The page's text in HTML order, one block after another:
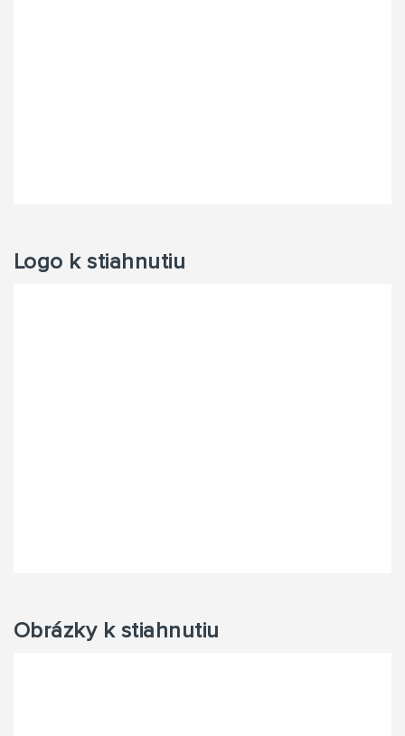
Logo k stiahnutiu
Obrázky k stiahnutiu